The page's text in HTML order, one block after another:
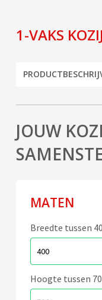
1-VAKS
JOUW
MATEN
Breedte tussen
Hoogte tussen